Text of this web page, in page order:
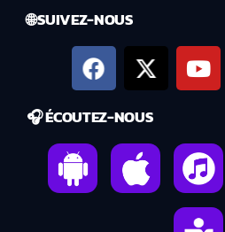
🌐 SUIVEZ-NOUS
🎧 ÉCOUTEZ-NOUS